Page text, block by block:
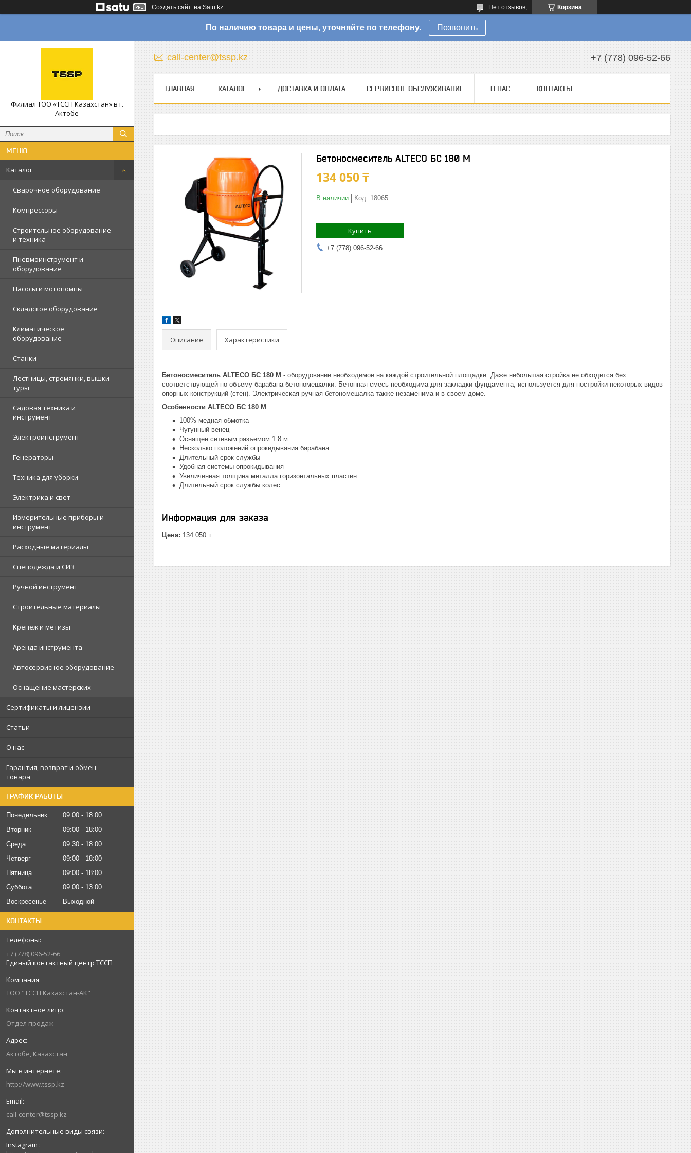
Создать сайт на Satu.kz Корзина
Нет отзывов,
По наличию товара и цены, уточняйте по телефону. Позвонить
Филиал ТОО «ТССП Казахстан» в г.
Актобе
Каталог
Сварочное оборудование
Компрессоры
Строительное оборудование
и техника
Пневмоинструмент и
оборудование
Насосы и мотопомпы
Складское оборудование
Климатическое
оборудование
Станки
Лестницы, стремянки, вышки-
туры
Садовая техника и
инструмент
Электроинструмент
Генераторы
Техника для уборки
Электрика и свет
Измерительные приборы и
инструмент
Расходные материалы
Спецодежда и СИЗ
Ручной инструмент
Строительные материалы
Крепеж и метизы
Аренда инструмента
Автосервисное оборудование
Оснащение мастерских
Сертификаты и лицензии
Статьи
О нас
Гарантия, возврат и обмен
товара
ГРАФИК РАБОТЫ
Понедельник 09:00
18:00
Вторник
09:00
18:00
Среда
09:30
18:00
Четверг
09:00
18:00
Пятница
09:00
18:00
Суббота
09:00
13:00
Воскресенье
Выходной
КОНТАКТЫ
+7 (778) 096-52-66
Единый контактный центр ТССП
ТОО "ТССП Казахстан-АК"
Отдел продаж
Актобе, Казахстан
http://www.tssp.kz
call-center@tssp.kz
Instagram
call-center@tssp.kz +7 (778) 096-52-66
ГЛАВНАЯ КАТАЛОГ ДОСТАВКА И ОПЛАТА СЕРВИСНОЕ ОБСЛУЖИВАНИЕ О НАС КОНТАКТЫ
Бетоносмеситель ALTECO БС 180 М
134 050 ₸
В наличии Код: 18065
Купить
+7 (778) 096-52-66
Описание Характеристики
Бетоносмеситель ALTECO БС 180 М - оборудование необходимое на каждой строительной площадке. Даже небольшая стройка не обходится без
соответствующей по объему барабана бетономешалки. Бетонная смесь необходима для закладки фундамента, используется для постройки некоторых видов
опорных конструкций (стен). Электрическая ручная бетономешалка также незаменима и в своем доме.
Особенности ALTECO БС 180 М
100% медная обмотка
Чугунный венец
Оснащен сетевым разъемом 1.8 м
Несколько положений опрокидывания барабана
Длительный срок службы
Удобная системы опрокидывания
Увеличенная толщина металла горизонтальных пластин
Длительный срок службы колес
Информация для заказа
Цена: 134 050 ₸